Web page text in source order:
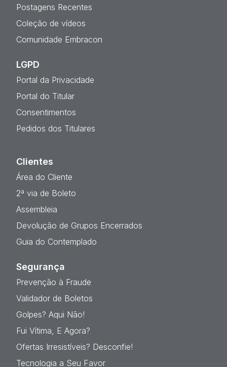
Postagens Recentes
Coleção de vídeos
Comunidade Embracon
LGPD
Portal da Privacidade
Portal do Titular
Consentimentos
Pedidos dos Titulares
Clientes
Área do Cliente
2ª via de Boleto
Assembleia
Devolução de Grupos Encerrados
Guia do Contemplado
Segurança
Prevenção à Fraude
Validador de Boletos
Golpes? Aqui Não!
Fui Vítima, E Agora?
Ofertas Irresistíveis? Desconfie!
Tecnologia a Seu Favor